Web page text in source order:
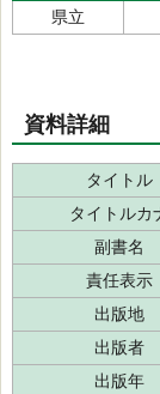
県立
資料詳細
タイトル
タイトルカ
副書名
責任表示
出版地
出版者
出版年